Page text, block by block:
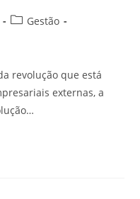
Gestão
que está
externas, a